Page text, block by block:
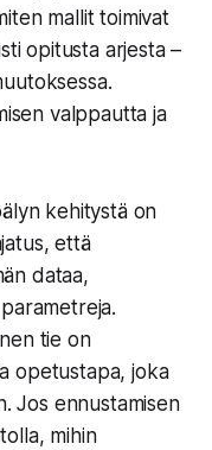
mallit toimivat
opitusta arjesta –
valppautta ja
kehitystä on
että
dataa,
tie on
opetustapa, joka
Jos ennustamisen
mihin